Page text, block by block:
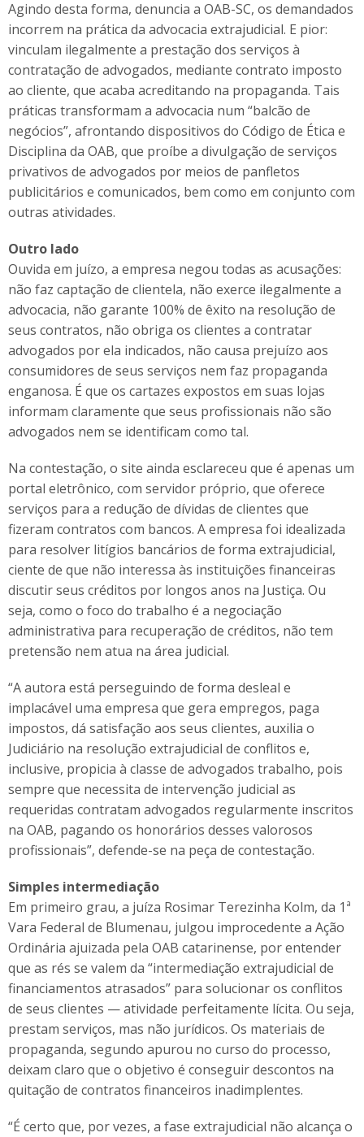
Agindo desta forma, denuncia a OAB-SC, os demandados
incorrem na prática da advocacia extrajudicial. E pior:
vinculam ilegalmente a prestação dos serviços à
contratação de advogados, mediante contrato imposto
ao cliente, que acaba acreditando na propaganda. Tais
práticas transformam a advocacia num “balcão de
negócios”, afrontando dispositivos do Código de Ética e
Disciplina da OAB, que proíbe a divulgação de serviços
privativos de advogados por meios de panfletos
publicitários e comunicados, bem como em conjunto com
outras atividades.
Outro lado
Ouvida em juízo, a empresa negou todas as acusações:
não faz captação de clientela, não exerce ilegalmente a
advocacia, não garante 100% de êxito na resolução de
seus contratos, não obriga os clientes a contratar
advogados por ela indicados, não causa prejuízo aos
consumidores de seus serviços nem faz propaganda
enganosa. É que os cartazes expostos em suas lojas
informam claramente que seus profissionais não são
advogados nem se identificam como tal.
Na contestação, o site ainda esclareceu que é apenas um
portal eletrônico, com servidor próprio, que oferece
serviços para a redução de dívidas de clientes que
fizeram contratos com bancos. A empresa foi idealizada
para resolver litígios bancários de forma extrajudicial,
ciente de que não interessa às instituições financeiras
discutir seus créditos por longos anos na Justiça. Ou
seja, como o foco do trabalho é a negociação
administrativa para recuperação de créditos, não tem
pretensão nem atua na área judicial.
“A autora está perseguindo de forma desleal e
implacável uma empresa que gera empregos, paga
impostos, dá satisfação aos seus clientes, auxilia o
Judiciário na resolução extrajudicial de conflitos e,
inclusive, propicia à classe de advogados trabalho, pois
sempre que necessita de intervenção judicial as
requeridas contratam advogados regularmente inscritos
na OAB, pagando os honorários desses valorosos
profissionais”, defende-se na peça de contestação.
Simples intermediação
Em primeiro grau, a juíza Rosimar Terezinha Kolm, da 1ª
Vara Federal de Blumenau, julgou improcedente a Ação
Ordinária ajuizada pela OAB catarinense, por entender
que as rés se valem da “intermediação extrajudicial de
financiamentos atrasados” para solucionar os conflitos
de seus clientes — atividade perfeitamente lícita. Ou seja,
prestam serviços, mas não jurídicos. Os materiais de
propaganda, segundo apurou no curso do processo,
deixam claro que o objetivo é conseguir descontos na
quitação de contratos financeiros inadimplentes.
“É certo que, por vezes, a fase extrajudicial não alcança o